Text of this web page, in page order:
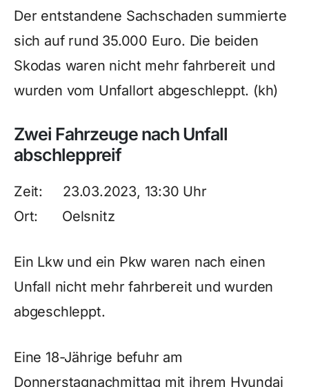
Der entstandene Sachschaden summierte
sich auf rund 35.000 Euro. Die beiden
Skodas waren nicht mehr fahrbereit und
wurden vom Unfallort abgeschleppt. (kh)
Zwei Fahrzeuge nach Unfall
abschleppreif
Zeit: 23.03.2023, 13:30 Uhr
Ort: Oelsnitz
Ein Lkw und ein Pkw waren nach einen
Unfall nicht mehr fahrbereit und wurden
abgeschleppt.
Eine 18-Jährige befuhr am
Donnerstagnachmittag mit ihrem Hyundai